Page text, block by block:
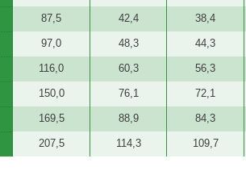
87,5 42,4 38,4
97,0 48,3 44,3
116,0 60,3 56,3
150,0 76,1 72,1
169,5 88,9 84,3
207,5 114,3 109,7